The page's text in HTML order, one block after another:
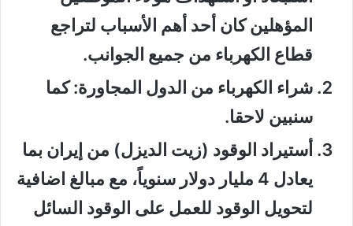
المؤهلين كان أحد أهم الأسباب لتراجع
قطاع الكهرباء من جميع الجوانب.
شراء الكهرباء من الدول المجاورة: كما
سنبين لاحقا.
أستيراد الوقود (زيت الديزل) من إيران بما
يعادل 4 مليار دولار سنوياً، مع مبالغ اضافية
لتحويل الوقود للعمل على الوقود السائل